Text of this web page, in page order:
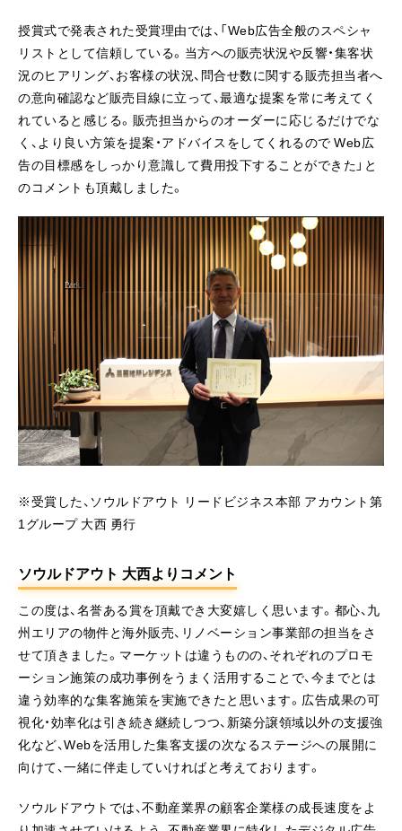
授賞式で発表された受賞理由では、「Web広告全般のスペシャ
リストとして信頼している。当方への販売状況や反響・集客状
況のヒアリング、お客様の状況、問合せ数に関する販売担当者へ
の意向確認など販売目線に立って、最適な提案を常に考えてく
れていると感じる。販売担当からのオーダーに応じるだけでな
く、より良い方策を提案・アドバイスをしてくれるので Web広
告の目標感をしっかり意識して費用投下することができた」と
のコメントも頂戴しました。
※受賞した、ソウルドアウト リードビジネス本部 アカウント第
1グループ 大西 勇行
ソウルドアウト 大西よりコメント
この度は、名誉ある賞を頂戴でき大変嬉しく思います。都心、九
州エリアの物件と海外販売、リノベーション事業部の担当をさ
せて頂きました。マーケットは違うものの、それぞれのプロモ
ーション施策の成功事例をうまく活用することで、今までとは
違う効率的な集客施策を実施できたと思います。広告成果の可
視化・効率化は引き続き継続しつつ、新築分譲領域以外の支援強
化など、Webを活用した集客支援の次なるステージへの展開に
向けて、一緒に伴走していければと考えております。
ソウルドアウトでは、不動産業界の顧客企業様の成長速度をよ